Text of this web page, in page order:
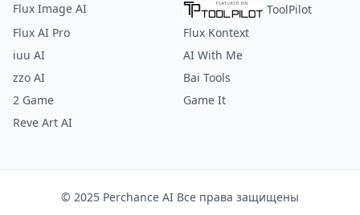
Flux Image AI
ToolPilot
Flux AI Pro
Flux Kontext
iuu AI
AI With Me
zzo AI
Bai Tools
2 Game
Game It
Reve Art AI
© 2025 Perchance AI Все права защищены